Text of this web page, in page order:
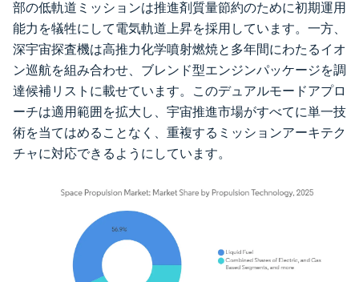
部の低軌道ミッションは推進剤質量節約のために初期運用
能力を犠牲にして電気軌道上昇を採用しています。一方、
深宇宙探査機は高推力化学噴射燃焼と多年間にわたるイオ
ン巡航を組み合わせ、ブレンド型エンジンパッケージを調
達候補リストに載せています。このデュアルモードアプロ
ーチは適用範囲を拡大し、宇宙推進市場がすべてに単一技
術を当てはめることなく、重複するミッションアーキテク
チャに対応できるようにしています。